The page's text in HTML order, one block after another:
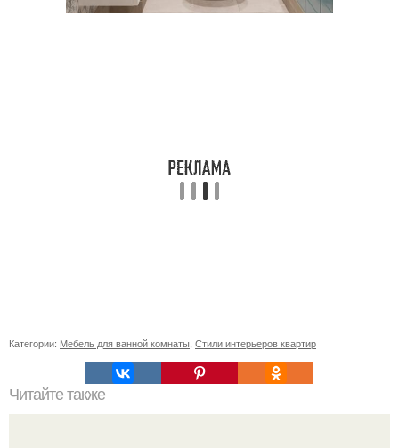
Категории: Мебель для ванной комнаты, Стили интерьеров квартир
Читайте также